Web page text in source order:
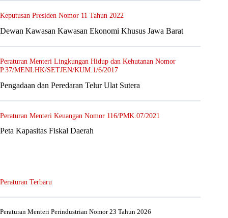
Keputusan Presiden Nomor 11 Tahun 2022
Dewan Kawasan Kawasan Ekonomi Khusus Jawa Barat
Peraturan Menteri Lingkungan Hidup dan Kehutanan Nomor
P.37/MENLHK/SETJEN/KUM.1/6/2017
Pengadaan dan Peredaran Telur Ulat Sutera
Peraturan Menteri Keuangan Nomor 116/PMK.07/2021
Peta Kapasitas Fiskal Daerah
Peraturan Terbaru
Peraturan Menteri Perindustrian Nomor 23 Tahun 2026